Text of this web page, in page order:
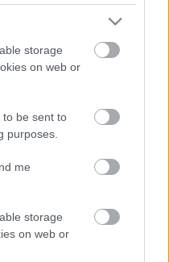
storage
on web or
to be sent to
purposes.
me
storage
on web or
21/22 de Comunio.
registrarte y aspirar a
los premios finales? Te
2.860.000)
precio muy asequible
punteros del campeonato:
su valor durante el